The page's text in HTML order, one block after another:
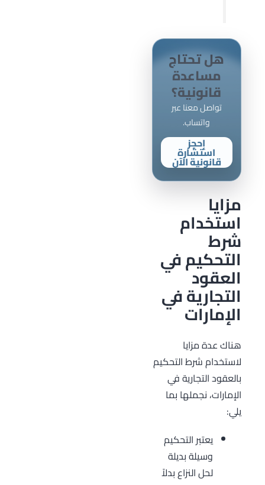
هل تحتاج
مساعدة
قانونية؟
تواصل معنا عبر
واتساب.
إحجز
استشارة
قانونية الآن
مزايا
استخدام
شرط
التحكيم في
العقود
التجارية في
الإمارات
هناك عدة مزايا
لاستخدام شرط التحكيم
بالعقود التجارية في
الإمارات، نجملها بما
يلي:
يعتبر التحكيم
وسيلة بديلة
لحل النزاع بدلاً